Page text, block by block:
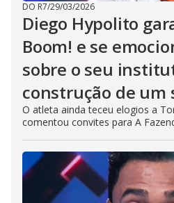
DO R7/29/03/2026
Diego Hypolito
Boom! e se
sobre o seu
construção de um
O atleta ainda teceu elogios a
comentou convites para A